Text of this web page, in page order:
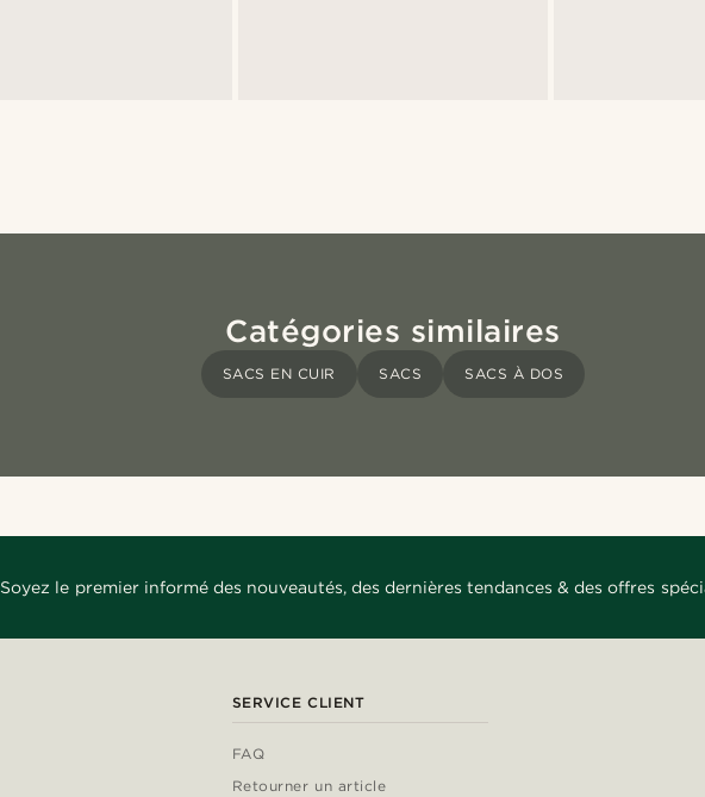
Catégories similaires
SACS EN CUIR SACS SACS À DOS
Soyez le premier informé des nouveautés, des dernières tendances & des offres
SERVICE CLIENT
FAQ
Retourner un article